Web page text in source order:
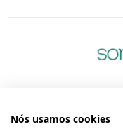
Nós usamos cookies